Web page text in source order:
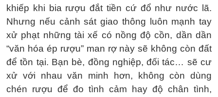
khiếp khi bia rượu đắt tiền cứ đổ như nước lã.
Nhưng nếu cảnh sát giao thông luôn mạnh tay
xử phạt những tài xế có nồng độ cồn, dần dần
“văn hóa ép rượu” man rợ này sẽ không còn đất
để tồn tại. Bạn bè, đồng nghiệp, đối tác… sẽ cư
xử với nhau văn minh hơn, không còn dùng
chén rượu để đo tình cảm hay độ chân tình,